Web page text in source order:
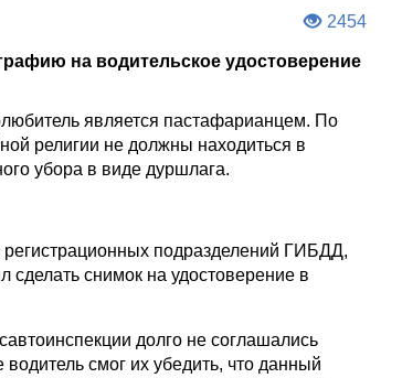
2454
на водительское удостоверение
является пастафарианцем. По
религии не должны находиться в
убора в виде дуршлага.
подразделений ГИБДД,
снимок на удостоверение в
долго не соглашались
смог их убедить, что данный